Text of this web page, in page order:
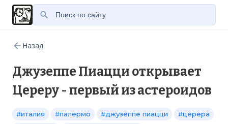
Назад
Джузеппе Пиацци открывает
Цереру - первый из астероидов
#италия #палермо #джузеппе пиацци
#церера